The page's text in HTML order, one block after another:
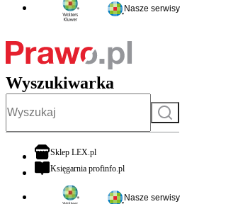
Nasze serwisy
Wyszukiwarka
Szukaj
Sklep LEX.plotwiera się w nowej karcie
Księgarnia profinfo.plotwiera się w nowej karcie
Nasze serwisy